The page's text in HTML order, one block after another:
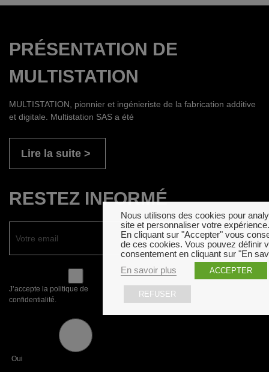
PRÉSENTATION DE
MULTISTATION
MULTISTATION, pionnier et ingénieriste de la fabrication additive
et digitale. Multistation SAS a été
Lire la suite
RESTEZ INFORMÉ
J’accepte la politique de
confidentialité.
Oui
Nous utilisons des cookies pour
site et personnaliser votre expérience.
En cliquant sur "Accepter" vous
de ces cookies. Vous pouvez définir
consentement en cliquant sur "En
En savoir plus
ACCEPTER
REFUSER